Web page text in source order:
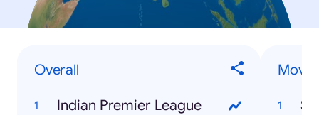
Overall
Indian Premier League